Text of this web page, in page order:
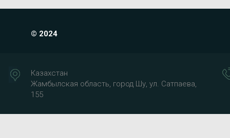
© 2024
Казахстан
Жамбылская область, город Шу, ул. Сатпаева,
155